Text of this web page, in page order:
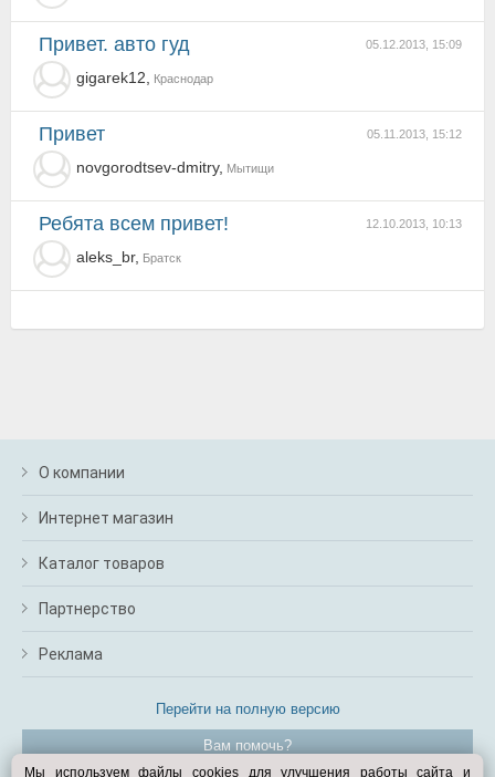
05.12.2013, 15:09
Привет. авто гуд
gigarek12, Краснодар
05.11.2013, 15:12
Привет
novgorodtsev-dmitry, Мытищи
12.10.2013, 10:13
Ребята всем привет!
aleks_br, Братск
О компании
Интернет магазин
Каталог товаров
Партнерство
Реклама
Перейти на полную версию
Вам помочь?
Мы используем файлы cookies для улучшения работы сайта и